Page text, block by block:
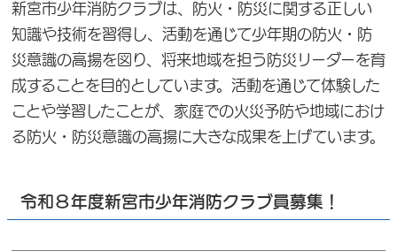
新宮市少年消防クラブは、防火・防災に関する正しい
知識や技術を習得し、活動を通じて少年期の防火・防
災意識の高揚を図り、将来地域を担う防災リーダーを育
成することを目的としています。活動を通じて体験した
ことや学習したことが、家庭での火災予防や地域におけ
る防火・防災意識の高揚に大きな成果を上げています。
令和８年度新宮市少年消防クラブ員募集！